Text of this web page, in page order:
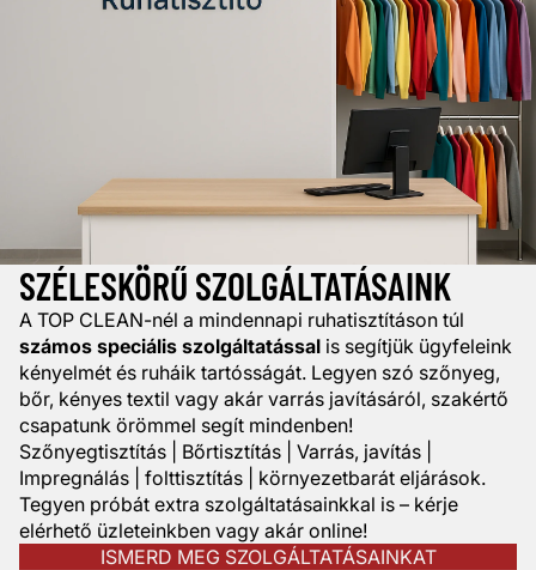
SZÉLESKÖRŰ SZOLGÁLTATÁSAINK
A TOP CLEAN-nél a mindennapi ruhatisztításon túl
számos speciális szolgáltatással is segítjük ügyfeleink
kényelmét és ruháik tartósságát. Legyen szó szőnyeg,
bőr, kényes textil vagy akár varrás javításáról, szakértő
csapatunk örömmel segít mindenben!
Szőnyegtisztítás | Bőrtisztítás | Varrás, javítás |
Impregnálás | folttisztítás | környezetbarát eljárások.
Tegyen próbát extra szolgáltatásainkkal is – kérje
elérhető üzleteinkben vagy akár online!
ISMERD MEG SZOLGÁLTATÁSAINKAT